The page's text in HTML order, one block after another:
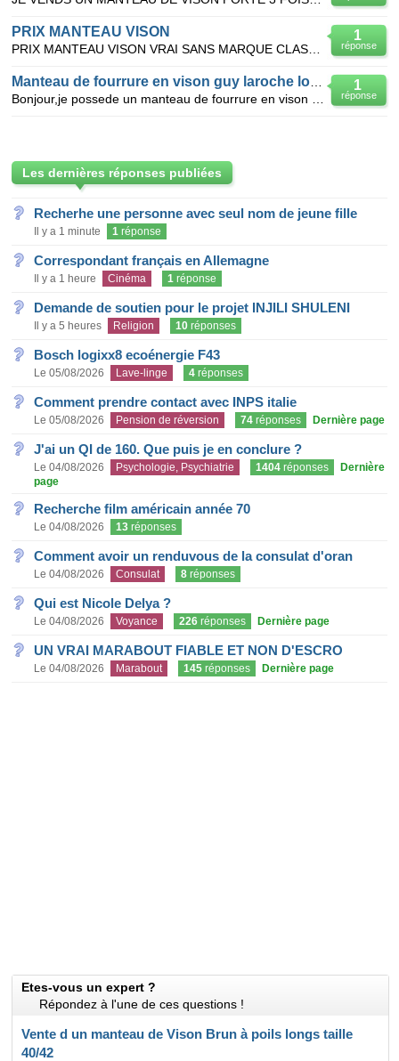
1
réponse
PRIX MANTEAU VISON
1
réponse
Les dernières réponses publiées
Recherhe une personne avec seul nom de jeune fille
Il y a 1 minute 1 réponse
Correspondant français en Allemagne
Il y a 1 heure Cinéma 1 réponse
Demande de soutien pour le projet INJILI SHULENI
Il y a 5 heures Religion 10 réponses
Bosch logixx8 ecoénergie F43
Le 05/08/2026 Lave-linge 4 réponses
Comment prendre contact avec INPS italie
Le 05/08/2026 Pension de réversion 74 réponses Dernière page
J'ai un QI de 160. Que puis je en conclure ?
Le 04/08/2026 Psychologie, Psychiatrie 1404 réponses
Dernière
page
Recherche film américain année 70
Le 04/08/2026 13 réponses
Comment avoir un renduvous de la consulat d'oran
Le 04/08/2026 Consulat 8 réponses
Qui est Nicole Delya ?
Le 04/08/2026 Voyance 226 réponses Dernière page
UN VRAI MARABOUT FIABLE ET NON D'ESCRO
Le 04/08/2026 Marabout 145 réponses Dernière page
Etes-vous un expert ?
Répondez à l'une de ces questions !
Vente d un manteau de Vison Brun à poils longs taille
40/42